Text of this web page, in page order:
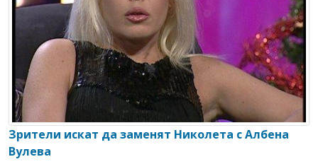
Зрители искат да заменят Николета с Албена
Вулева